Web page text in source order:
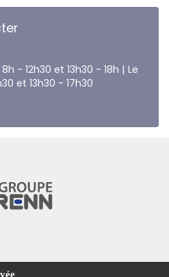
- 12h30 et 13h30 - 18h | Le
et 13h30 - 17h30
vente